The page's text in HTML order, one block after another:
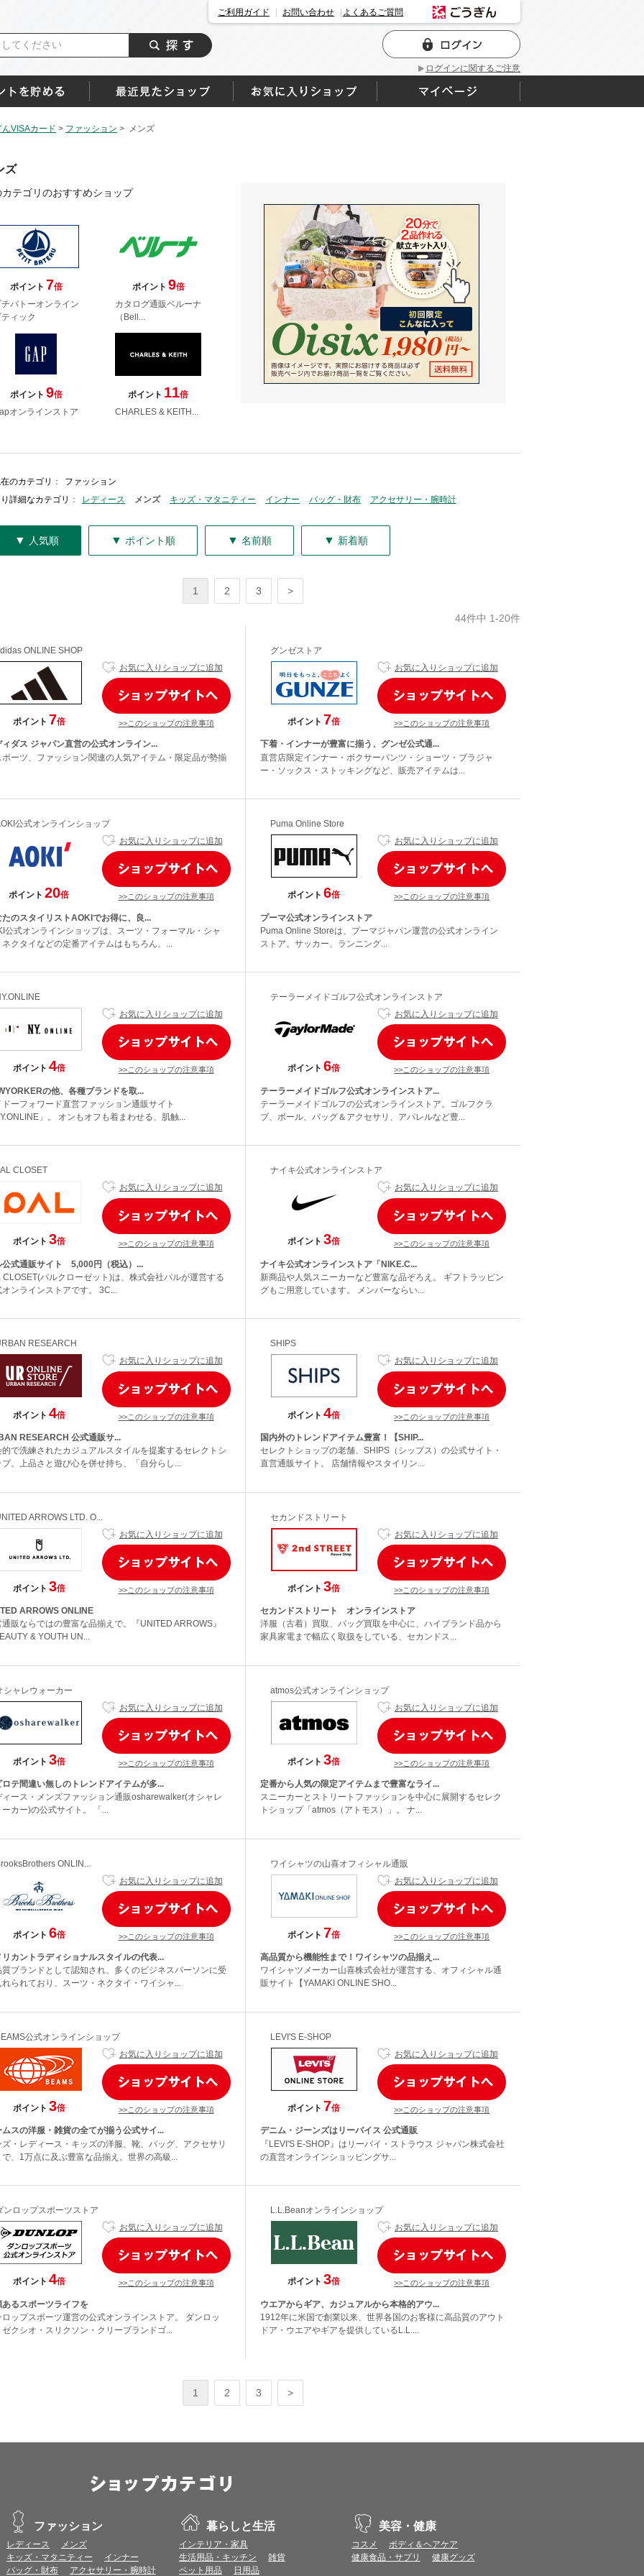
ログインに関するご注意
ご利用ガイド お問い合わせ よくあるご質問
VISAカード > ファッション > メンズ
ズ
カテゴリのおすすめショップ
ポイント 7倍
チバトーオンライン
ティック
ポイント 9倍
カタログ通販ベルーナ
（Bell...
ポイント 9倍
オンラインストア
ポイント 11倍
CHARLES & KEITH...
のカテゴリ ：
ファッション
詳細なカテゴリ ： レディース メンズ キッズ・マタニティー インナー バッグ・財布 アクセサリー・腕時計
▼ 人気順 ▼ ポイント順 ▼ 名前順 ▼ 新着順
1 2 3 >
44件中 1-20件
ONLINE SHOP
ポイント 7倍
お気に入りショップに追加
>>このショップの注意事項
ィダス ジャパン直営の公式オンライン...
ポーツ、ファッション関連の人気アイテム・限定品が勢揃
グンゼストア
ポイント 7倍
お気に入りショップに追加
>>このショップの注意事項
下着・インナーが豊富に揃う、グンゼ公式通...
直営店限定インナー・ボクサーパンツ・ショーツ・ブラジャ
ー・ソックス・ストッキングなど、販売アイテムは...
公式オンラインショップ
ポイント 20倍
お気に入りショップに追加
>>このショップの注意事項
たのスタイリストAOKIでお得に、良...
公式オンラインショップは、スーツ・フォーマル・シャ
ネクタイなどの定番アイテムはもちろん、...
Puma Online Store
ポイント 6倍
お気に入りショップに追加
>>このショップの注意事項
プーマ公式オンラインストア
Puma Online Storeは、プーマジャパン運営の公式オンライン
ストア。サッカー、ランニング...
ポイント 4倍
お気に入りショップに追加
>>このショップの注意事項
の他、各種ブランドを取...
ドーフォワード直営ファッション通販サイト
」。 オンもオフも着まわせる、肌触...
テーラーメイドゴルフ公式オンラインストア
ポイント 6倍
お気に入りショップに追加
>>このショップの注意事項
テーラーメイドゴルフ公式オンラインストア...
テーラーメイドゴルフの公式オンラインストア。ゴルフクラ
ブ、ボール、バッグ＆アクセサリ、アパレルなど豊...
CLOSET
ポイント 3倍
お気に入りショップに追加
>>このショップの注意事項
公式通販サイト 5,000円（税込）...
CLOSET(パルクローゼット)は、株式会社パルが運営する
オンラインストアです。 3C...
ナイキ公式オンラインストア
ポイント 3倍
お気に入りショップに追加
>>このショップの注意事項
ナイキ公式オンラインストア「NIKE.C...
新商品や人気スニーカーなど豊富な品ぞろえ。 ギフトラッピン
グもご用意しています。 メンバーならい...
RESEARCH
ポイント 4倍
お気に入りショップに追加
>>このショップの注意事項
RESEARCH 公式通販サ...
的で洗練されたカジュアルスタイルを提案するセレクトシ
プ。上品さと遊び心を併せ持ち、「自分らし...
SHIPS
ポイント 4倍
お気に入りショップに追加
>>このショップの注意事項
国内外のトレンドアイテム豊富！【SHIP...
セレクトショップの老舗、SHIPS（シップス）の公式サイト・
直営通販サイト。 店舗情報やスタイリン...
ARROWS LTD. O...
ポイント 3倍
お気に入りショップに追加
>>このショップの注意事項
ARROWS ONLINE
通販ならではの豊富な品揃えで、『UNITED ARROWS』
& YOUTH UN...
セカンドストリート
ポイント 3倍
お気に入りショップに追加
>>このショップの注意事項
セカンドストリート オンラインストア
洋服（古着）買取、バッグ買取を中心に、ハイブランド品から
家具家電まで幅広く取扱をしている、セカンドス...
シャレウォーカー
ポイント 3倍
お気に入りショップに追加
>>このショップの注意事項
ロテ間違い無しのトレンドアイテムが多...
ィース・メンズファッション通販osharewalker(オシャレ
ーカー)の公式サイト。 「...
atmos公式オンラインショップ
ポイント 3倍
お気に入りショップに追加
>>このショップの注意事項
定番から人気の限定アイテムまで豊富なライ...
スニーカーとストリートファッションを中心に展開するセレク
トショップ「atmos（アトモス）」。 ナ...
ONLIN...
ポイント 6倍
お気に入りショップに追加
>>このショップの注意事項
リカントラディショナルスタイルの代表...
質ブランドとして認知され、多くのビジネスパーソンに受
れられており、スーツ・ネクタイ・ワイシャ...
ワイシャツの山喜オフィシャル通販
ポイント 7倍
お気に入りショップに追加
>>このショップの注意事項
高品質から機能性まで！ワイシャツの品揃え...
ワイシャツメーカー山喜株式会社が運営する、オフィシャル通
販サイト【YAMAKI ONLINE SHO...
公式オンラインショップ
ポイント 3倍
お気に入りショップに追加
>>このショップの注意事項
ムスの洋服・雑貨の全てが揃う公式サイ...
ズ・レディース・キッズの洋服、靴、バッグ、アクセサリ
で、1万点に及ぶ豊富な品揃え。世界の高級...
LEVI'S E-SHOP
ポイント 7倍
お気に入りショップに追加
>>このショップの注意事項
デニム・ジーンズはリーバイス 公式通販
『LEVI'S E-SHOP』はリーバイ・ストラウス ジャパン株式会社
の直営オンラインショッピングサ...
ンロップスポーツストア
ポイント 4倍
お気に入りショップに追加
>>このショップの注意事項
あるスポーツライフを
ロップスポーツ運営の公式オンラインストア。 ダンロッ
ゼクシオ・スリクソン・クリーブランドゴ...
L.L.Beanオンラインショップ
ポイント 3倍
お気に入りショップに追加
>>このショップの注意事項
ウエアからギア、カジュアルから本格的アウ...
1912年に米国で創業以来、世界各国のお客様に高品質のアウト
ドア・ウエアやギアを提供しているL.L....
1 2 3 >
ファッション
レディース
メンズ
キッズ・マタニティー
インナー
バッグ・財布
アクセサリー・腕時計
暮らしと生活
インテリア・家具
生活用品・キッチン
雑貨
ペット用品
日用品
美容・健康
コスメ
ボディ＆ヘアケア
健康食品・サプリ
健康グッズ